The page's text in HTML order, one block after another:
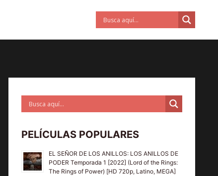
PELÍCULAS POPULARES
EL SEÑOR DE LOS ANILLOS: LOS ANILLOS DE
PODER Temporada 1 [2022] (Lord of the Rings:
The Rings of Power) [HD 720p, Latino, MEGA]